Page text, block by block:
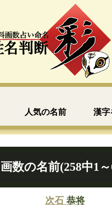
人気の名前 漢
数の名前(258中1
次石 恭将